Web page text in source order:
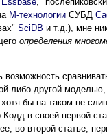
M-технологии СУБД
SciDB и т.д.), мне
определения
возможность
либо другой
бы на таком не
в своей первой
во второй статье,